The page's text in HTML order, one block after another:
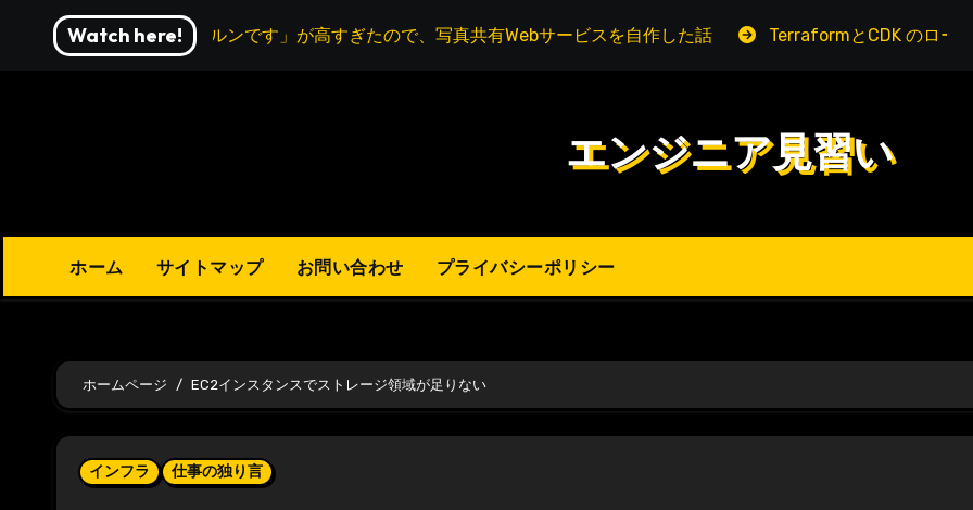
Watch here!
結婚式の「写ルンです」が高すぎたので、写真共有Webサービスを自作した話 TerraformとCDK のロー
エンジニア見習い
ホーム サイトマップ お問い合わせ プライバシーポリシー
ホームページ EC2インスタンスでストレージ領域が足りない
インフラ 仕事の独り言